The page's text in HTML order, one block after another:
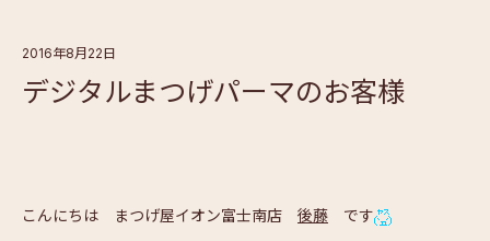
2016年8月22日
デジタルまつげパーマのお客様
こんにちは まつげ屋イオン富士南店 後藤 です